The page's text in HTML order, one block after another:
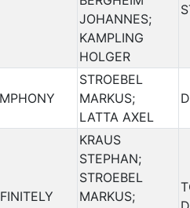
JOHANNES;
KAMPLING
HOLGER
STROEBEL
MARKUS;
LATTA AXEL
KRAUS
STEPHAN;
STROEBEL
MARKUS;